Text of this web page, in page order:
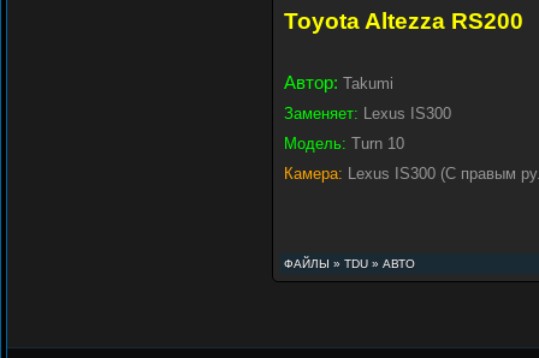
Toyota Altezza RS200
Автор: Takumi
Заменяет: Lexus IS300
Модель: Turn 10
Камера: Lexus IS300 (С правым
ФАЙЛЫ » TDU » АВТО